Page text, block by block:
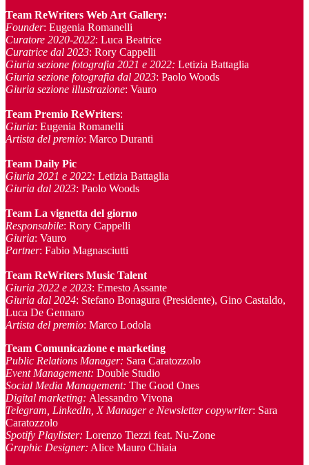
Team ReWriters Web Art Gallery:
Founder: Eugenia Romanelli
Curatore 2020-2022: Luca Beatrice
Curatrice dal 2023: Rory Cappelli
Giuria sezione fotografia 2021 e 2022: Letizia Battaglia
Giuria sezione fotografia dal 2023: Paolo Woods
Giuria sezione illustrazione: Vauro
Team Premio ReWriters:
Giuria: Eugenia Romanelli
Artista del premio: Marco Duranti
Team Daily Pic
Giuria 2021 e 2022: Letizia Battaglia
Giuria dal 2023: Paolo Woods
Team La vignetta del giorno
Responsabile: Rory Cappelli
Giuria: Vauro
Partner: Fabio Magnasciutti
Team ReWriters Music Talent
Giuria 2022 e 2023: Ernesto Assante
Giuria dal 2024: Stefano Bonagura (Presidente), Gino Castaldo,
Luca De Gennaro
Artista del premio: Marco Lodola
Team Comunicazione e marketing
Public Relations Manager: Sara Caratozzolo
Event Management: Double Studio
Social Media Management: The Good Ones
Digital marketing: Alessandro Vivona
Telegram, LinkedIn, X Manager e Newsletter copywriter: Sara
Caratozzolo
Spotify Playlister: Lorenzo Tiezzi feat. Nu-Zone
Graphic Designer: Alice Mauro Chiaia